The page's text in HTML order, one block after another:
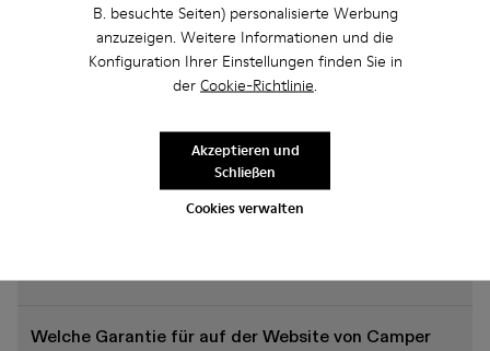
B. besuchte Seiten) personalisierte Werbung
anzuzeigen. Weitere Informationen und die
Konfiguration Ihrer Einstellungen finden Sie in
der Cookie-Richtlinie.
Cookies verwalten
Akzeptieren und
Schließen
Häufig gestellte Fragen Mokassins
Welche Garantie für auf der Website von Camper